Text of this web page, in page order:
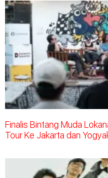
Finalis Bintang Muda
Tour Ke Jakarta dan